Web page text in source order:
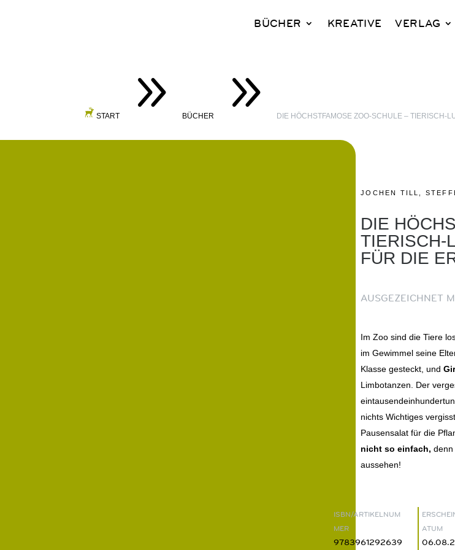
BÜCHER KREATIVE VERLAG
START 9 BÜCHER 9 DIE HÖCHSTFAMOSE ZOO-SCHULE – TIERISCH-
JOCHEN TILL
DIE
TIERISCH-
FÜR DIE
AUSGEZEICHNET
Im Zoo sind die Tiere
im Gewimmel seine
Klasse gesteckt, und
Limbotanzen. Der
nichts Wichtiges
Pausensalat für die
nicht so einfach,denn
aussehen!
ISBN/ARTIKELNUM
MER
9783961292639
ATUM